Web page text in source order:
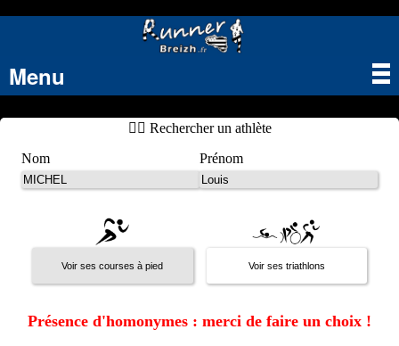
Menu
🏃‍♂️ Rechercher un athlète
Nom
Prénom
Présence d'homonymes : merci de faire un choix !